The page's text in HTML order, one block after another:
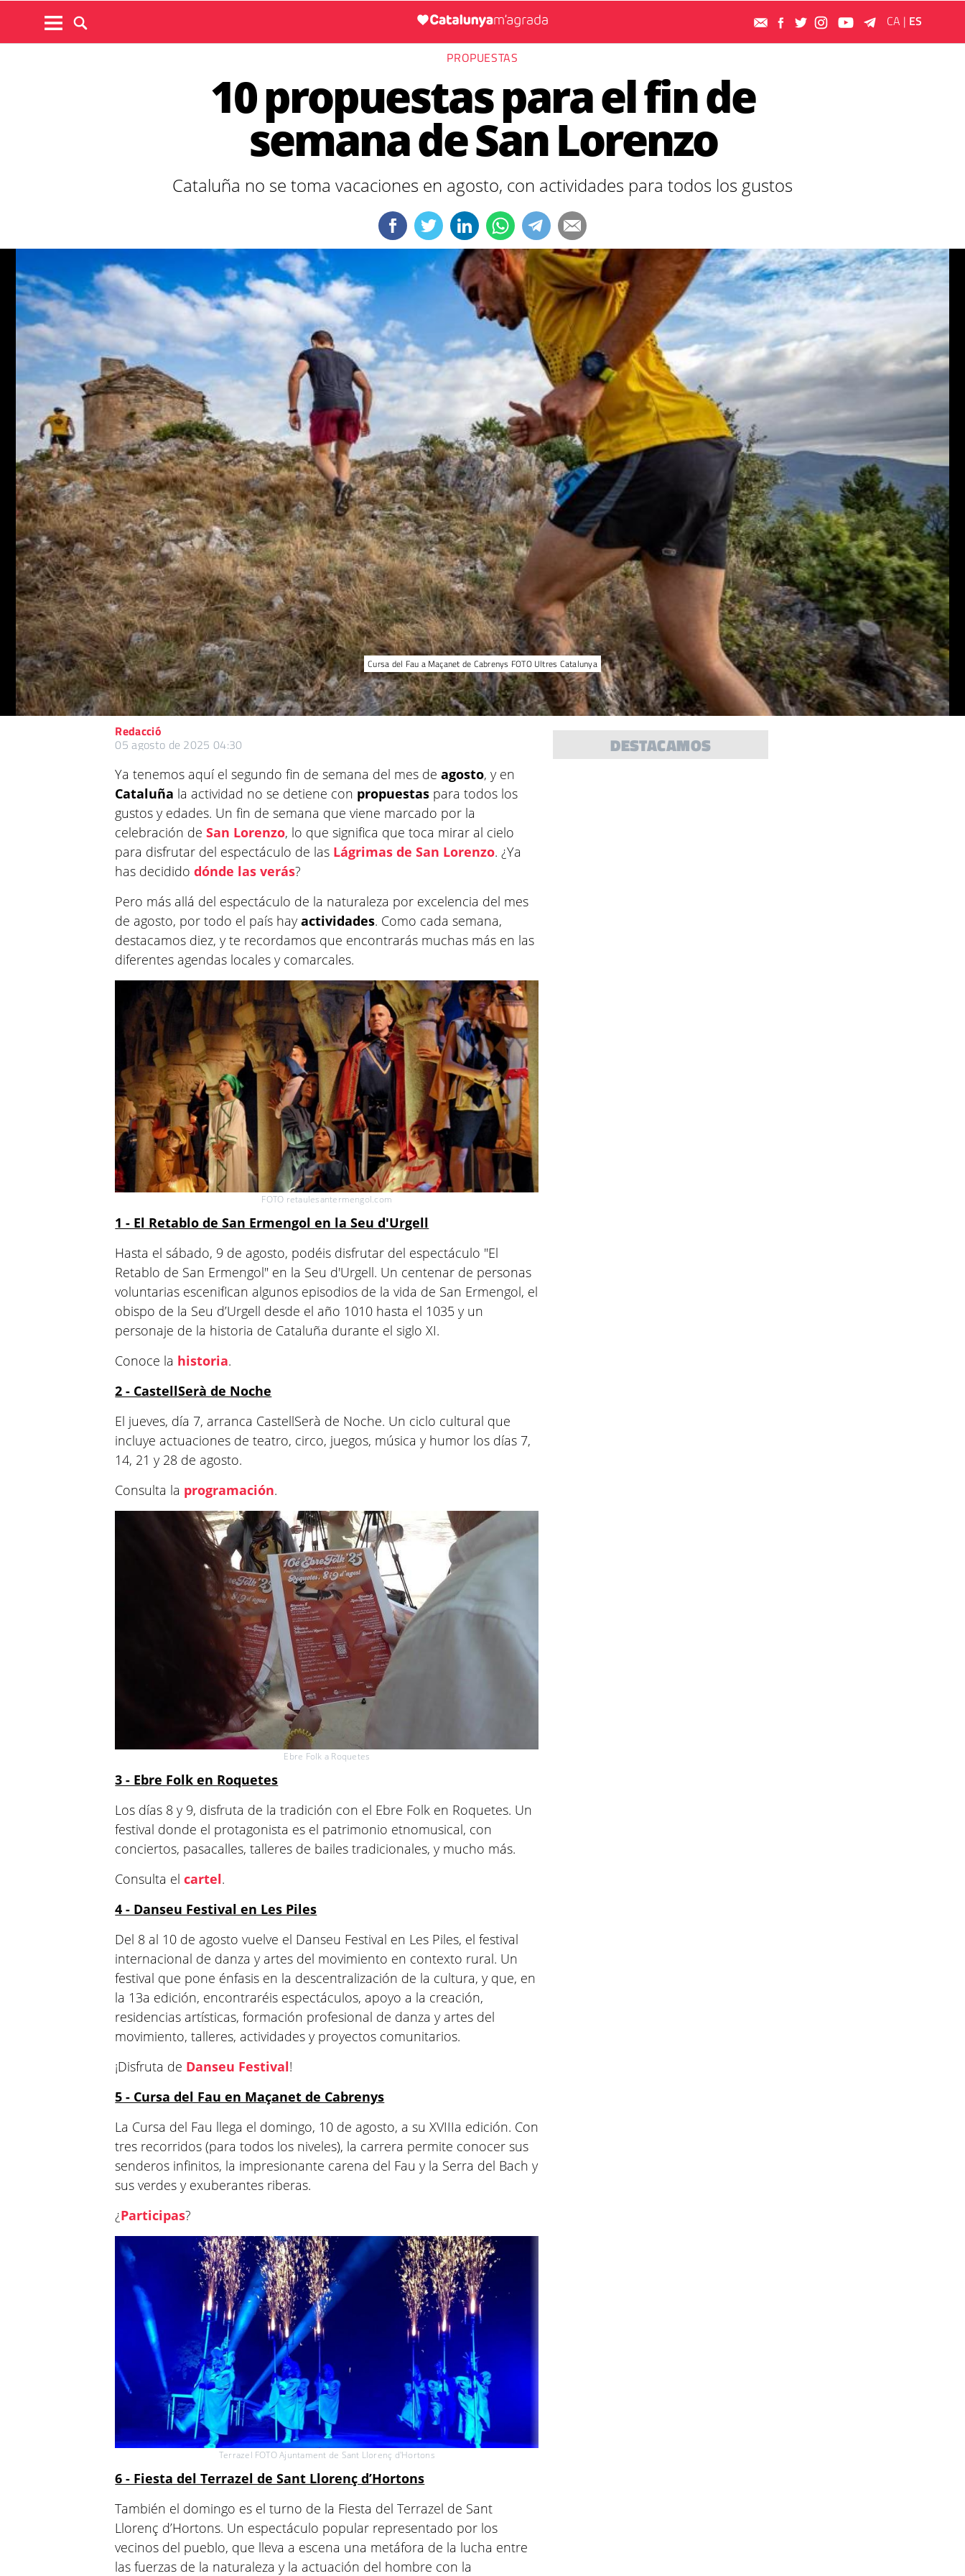
CA | ES
PROPUESTAS
10 propuestas para el fin de
semana de San Lorenzo
Cataluña no se toma vacaciones en agosto, con actividades para todos los gustos
Cursa del Fau a Maçanet de Cabrenys FOTO Ultres Catalunya
Redacció
05 agosto de 2025 04:30
Ya tenemos aquí el segundo fin de semana del mes deagosto, y en
Cataluña la actividad no se detiene con propuestas para todos los
gustos y edades. Un fin de semana que viene marcado por la
celebración deSan Lorenzo, lo que significa que toca mirar al cielo
para disfrutar del espectáculo de las Lágrimas de San Lorenzo. ¿Ya
has decididodónde las verás?
Pero más allá del espectáculo de la naturaleza por excelencia del mes
de agosto, por todo el país hayactividades. Como cada semana,
destacamos diez, y te recordamos que encontrarás muchas más en las
diferentes agendas locales y comarcales.
FOTO retaulesantermengol.com
1 - El Retablo de San Ermengol en la Seu d'Urgell
Hasta el sábado, 9 de agosto, podéis disfrutar del espectáculo "El
Retablo de San Ermengol" en la Seu d'Urgell. Un centenar de personas
voluntarias escenifican algunos episodios de la vida de San Ermengol, el
obispo de la Seu d’Urgell desde el año 1010 hasta el 1035 y un
personaje de la historia de Cataluña durante el siglo XI.
Conoce la historia.
2 - CastellSerà de Noche
El jueves, día 7, arranca CastellSerà de Noche. Un ciclo cultural que
incluye actuaciones de teatro, circo, juegos, música y humor los días 7,
14, 21 y 28 de agosto.
Consulta la programación.
Ebre Folk a Roquetes
3 - Ebre Folk en Roquetes
Los días 8 y 9, disfruta de la tradición con el Ebre Folk en Roquetes. Un
festival donde el protagonista es el patrimonio etnomusical, con
conciertos, pasacalles, talleres de bailes tradicionales, y mucho más.
Consulta elcartel.
4 - Danseu Festival en Les Piles
Del 8 al 10 de agosto vuelve el Danseu Festival en Les Piles, el festival
internacional de danza y artes del movimiento en contexto rural. Un
festival que pone énfasis en la descentralización de la cultura, y que, en
la 13a edición, encontraréis espectáculos, apoyo a la creación,
residencias artísticas, formación profesional de danza y artes del
movimiento, talleres, actividades y proyectos comunitarios.
¡Disfruta de Danseu Festival!
5 - Cursa del Fau en Maçanet de Cabrenys
La Cursa del Fau llega el domingo, 10 de agosto, a su XVIIIa edición. Con
tres recorridos (para todos los niveles), la carrera permite conocer sus
senderos infinitos, la impresionante carena del Fau y la Serra del Bach y
sus verdes y exuberantes riberas.
¿Participas?
Terrazel FOTO Ajuntament de Sant Llorenç d'Hortons
6 - Fiesta del Terrazel de Sant Llorenç d’Hortons
También el domingo es el turno de la Fiesta del Terrazel de Sant
Llorenç d’Hortons. Un espectáculo popular representado por los
vecinos del pueblo, que lleva a escena una metáfora de la lucha entre
las fuerzas de la naturaleza y la actuación del hombre con la
DESTACAMOS